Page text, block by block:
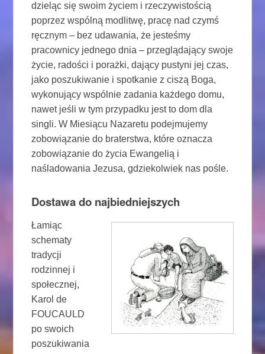
dzieląc się swoim życiem i rzeczywistością
poprzez wspólną modlitwę, pracę nad czymś
ręcznym – bez udawania, że ​​jesteśmy
pracownicy jednego dnia – przeglądający swoje
życie, radości i porażki, dający pustyni jej czas,
jako poszukiwanie i spotkanie z ciszą Boga,
wykonujący wspólnie zadania każdego domu,
nawet jeśli w tym przypadku jest to dom dla
singli. W Miesiącu Nazaretu podejmujemy
zobowiązanie do braterstwa, które oznacza
zobowiązanie do życia Ewangelią i
naśladowania Jezusa, gdziekolwiek nas pośle.
Dostawa do najbiedniejszych
Łamiąc
schematy
tradycji
rodzinnej i
społecznej,
Karol de
FOUCAULD
po swoich
poszukiwania